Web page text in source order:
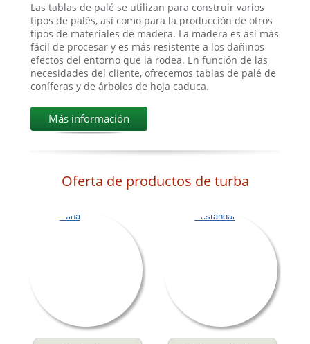
Las tablas de palé se utilizan para construir varios
tipos de palés, así como para la producción de otros
tipos de materiales de madera. La madera es así más
fácil de procesar y es más resistente a los dañinos
efectos del entorno que la rodea. En función de las
necesidades del cliente, ofrecemos tablas de palé de
coníferas y de árboles de hoja caduca.
Más información
Oferta de productos de turba